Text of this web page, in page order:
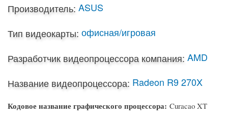
Производитель: ASUS
Тип видеокарты: офисная/игровая
Разработчик видеопроцессора компания: AMD
Название видеопроцессора: Radeon R9 270X
Кодовое название графического процессора: Curacao XT